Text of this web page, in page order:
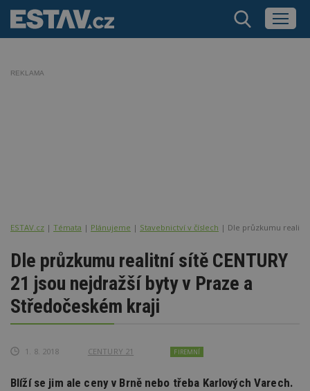
REKLAMA
ESTAV.cz Témata Plánujeme Stavebnictví v číslech Dle průzkumu realitní
Dle průzkumu realitní sítě CENTURY
21 jsou nejdražší byty v Praze a
Středočeském kraji
1. 8. 2018 CENTURY 21 FIREMNÍ
Blíží se jim ale ceny v Brně nebo třeba Karlových Varech.